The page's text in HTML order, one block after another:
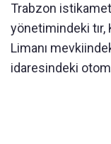
Trabzon
yönetimindeki tır,
Limanı
idaresindeki